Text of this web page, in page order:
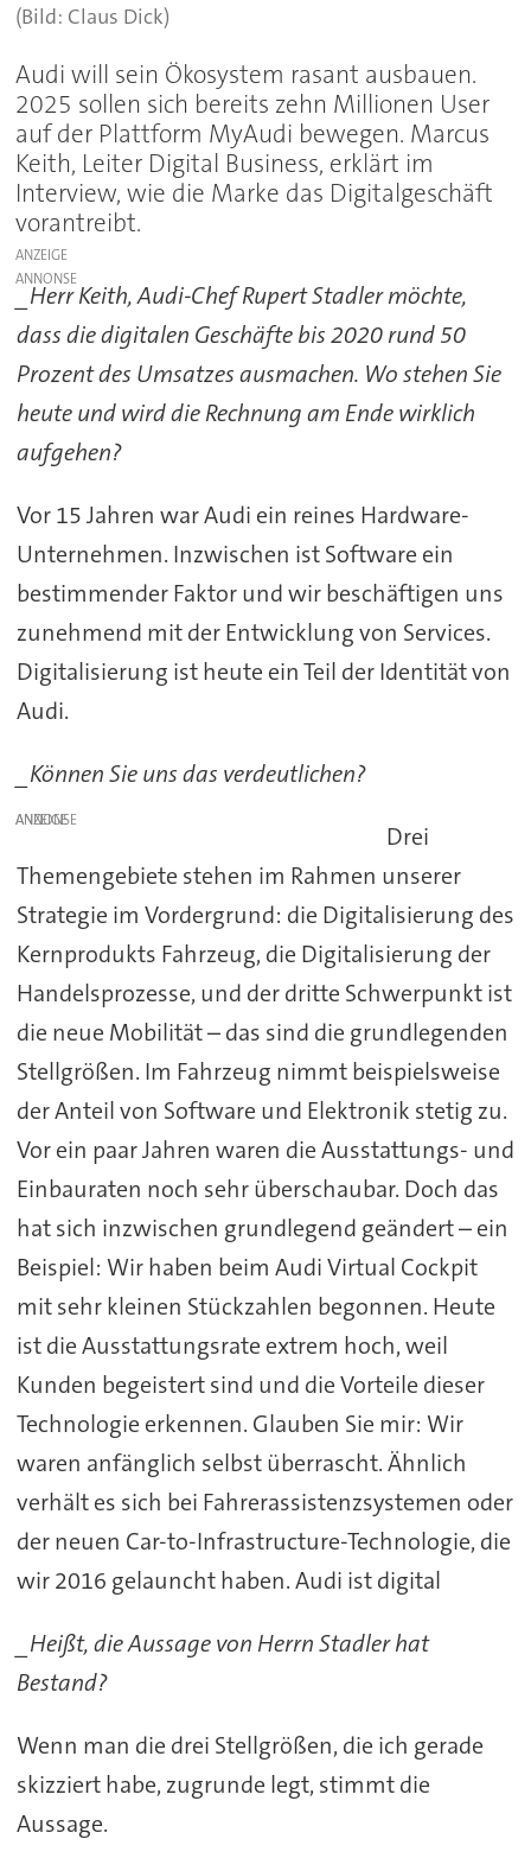
(Bild: Claus Dick)
Audi will sein Ökosystem rasant ausbauen.
2025 sollen sich bereits zehn Millionen User
auf der Plattform MyAudi bewegen. Marcus
Keith, Leiter Digital Business, erklärt im
Interview, wie die Marke das Digitalgeschäft
vorantreibt.
ANZEIGE
_Herr Keith, Audi-Chef Rupert Stadler möchte,
dass die digitalen Geschäfte bis 2020 rund 50
Prozent des Umsatzes ausmachen. Wo stehen Sie
heute und wird die Rechnung am Ende wirklich
aufgehen?
Vor 15 Jahren war Audi ein reines Hardware-
Unternehmen. Inzwischen ist Software ein
bestimmender Faktor und wir beschäftigen uns
zunehmend mit der Entwicklung von Services.
Digitalisierung ist heute ein Teil der Identität von
Audi.
_Können Sie uns das verdeutlichen?
ANZEIGE
Drei
Themengebiete stehen im Rahmen unserer
Strategie im Vordergrund: die Digitalisierung des
Kernprodukts Fahrzeug, die Digitalisierung der
Handelsprozesse, und der dritte Schwerpunkt ist
die neue Mobilität – das sind die grundlegenden
Stellgrößen. Im Fahrzeug nimmt beispielsweise
der Anteil von Software und Elektronik stetig zu.
Vor ein paar Jahren waren die Ausstattungs- und
Einbauraten noch sehr überschaubar. Doch das
hat sich inzwischen grundlegend geändert – ein
Beispiel: Wir haben beim Audi Virtual Cockpit
mit sehr kleinen Stückzahlen begonnen. Heute
ist die Ausstattungsrate extrem hoch, weil
Kunden begeistert sind und die Vorteile dieser
Technologie erkennen. Glauben Sie mir: Wir
waren anfänglich selbst überrascht. Ähnlich
verhält es sich bei Fahrerassistenzsystemen oder
der neuen Car-to-Infrastructure-Technologie, die
wir 2016 gelauncht haben. Audi ist digital
_Heißt, die Aussage von Herrn Stadler hat
Bestand?
Wenn man die drei Stellgrößen, die ich gerade
skizziert habe, zugrunde legt, stimmt die
Aussage.